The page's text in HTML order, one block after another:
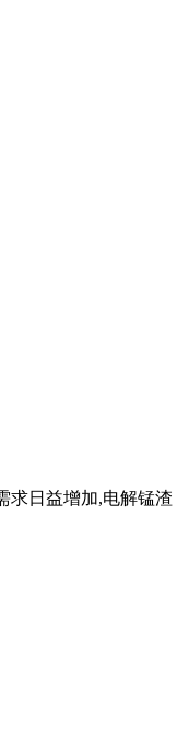
求日益增加,电解锰渣